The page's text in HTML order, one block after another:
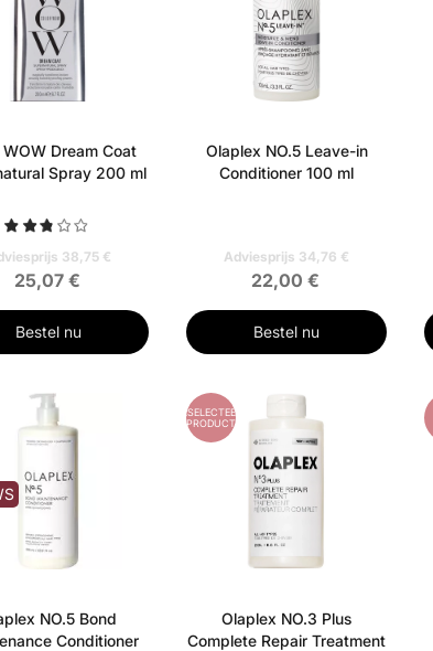
WOW Dream Coat
Spray 200 ml
38,75 €
25,07 €
Bestel nu
Olaplex NO.5 Leave-in
Conditioner 100 ml
Adviesprijs 34,76 €
22,00 €
Bestel nu
NO.5 Bond
Conditioner
GESELECTEERD
PRODUCT
Olaplex NO.3 Plus
Complete Repair Treatment